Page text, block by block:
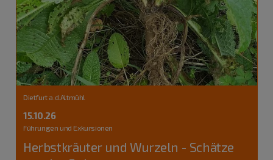
Dietfurt a.d.Altmühl
15.10.26
Führungen und Exkursionen
Herbstkräuter und Wurzeln - Schätze